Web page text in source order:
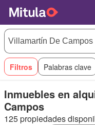
Filtros Palabras clave
Inmuebles en
Campos
125 propiedades